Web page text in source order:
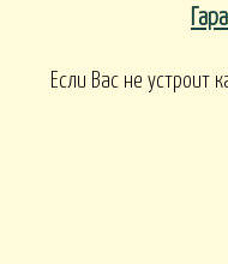
Если Вас не устроит